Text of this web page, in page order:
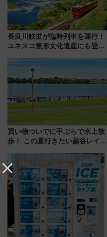
長良川鉄道が臨時列車を運行！
ユネスコ無形文化遺産にも登録
に 乗車には予約が必要
買い物ついでに手ぶらで水上散
歩！ この夏行きたい越谷レイク
ア「LAKESIDE PARK」（埼玉
県越谷市）